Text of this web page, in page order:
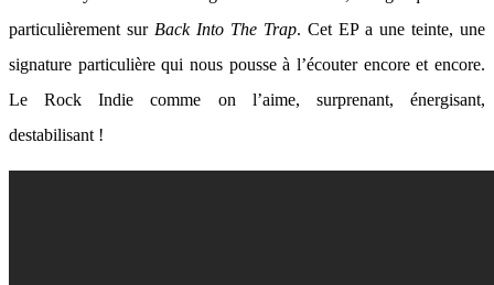
particulièrement sur Back Into The Trap. Cet EP a une teinte, une
signature particulière qui nous pousse à l’écouter encore et encore.
Le Rock Indie comme on l’aime, surprenant, énergisant,
destabilisant !